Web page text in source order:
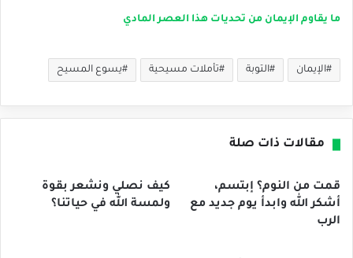
ما يقاوم الإيمان من تحديات هذا العصر المادي
الإيمان التوبة تأملات مسيحية يسوع المسيح
مقالات ذات صلة
قمت من النوم؟ إبتسم،
أشكر الله وابدأ يوم جديد مع
الرب
كيف نصلي ونشعر بقوة
ولمسة الله في حياتنا؟